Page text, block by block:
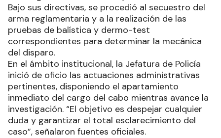
Bajo sus directivas, se procedió al secuestro del
arma reglamentaria y a la realización de las
pruebas de balística y dermo-test
correspondientes para determinar la mecánica
del disparo.
En el ámbito institucional, la Jefatura de Policía
inició de oficio las actuaciones administrativas
pertinentes, disponiendo el apartamiento
inmediato del cargo del cabo mientras avance la
investigación. “El objetivo es despejar cualquier
duda y garantizar el total esclarecimiento del
caso”, señalaron fuentes oficiales.